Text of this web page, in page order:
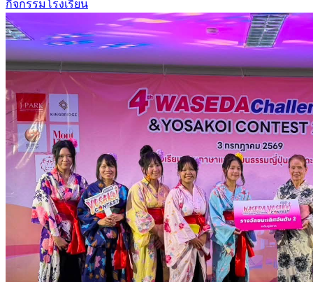
กิจกรรมโรงเรียน